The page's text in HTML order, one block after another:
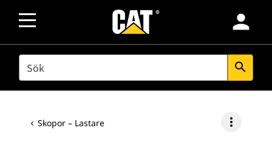
person
SEARCH search
Skopor – Lastare more_vert